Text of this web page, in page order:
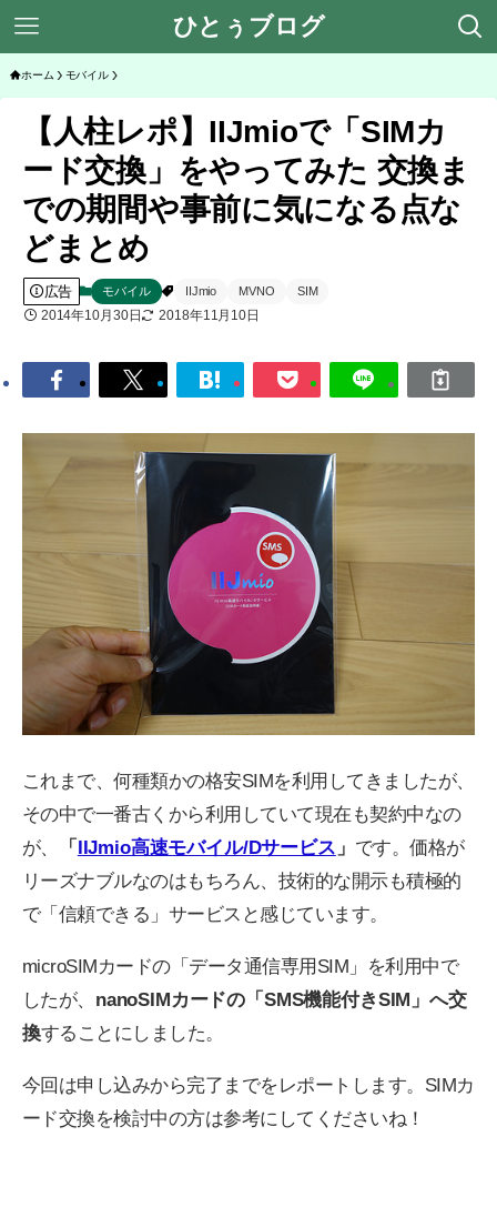
ひとぅブログ
ホーム モバイル
【人柱レポ】IIJmioで「SIMカ
ード交換」をやってみた 交換ま
での期間や事前に気になる点な
どまとめ
広告 モバイル IIJmio MVNO SIM
2014年10月30日 2018年11月10日
これまで、何種類かの格安SIMを利用してきましたが、
その中で一番古くから利用していて現在も契約中なの
が、
「 IIJmio高速モバイル/Dサービス 」 です。価格が
リーズナブルなのはもちろん、技術的な開示も積極的
で「信頼できる」サービスと感じています。
microSIMカードの「データ通信専用SIM」を利用中で
したが、 nanoSIMカードの「SMS機能付きSIM」へ交
換することにしました。
今回は申し込みから完了までをレポートします。SIMカ
ード交換を検討中の方は参考にしてくださいね！